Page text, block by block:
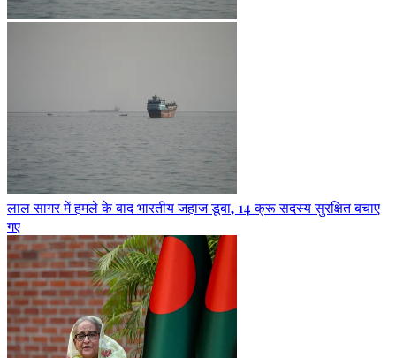
लाल सागर में हमले के बाद भारतीय जहाज डूबा, 14 क्रू सदस्य सुरक्षित बचाए
गए